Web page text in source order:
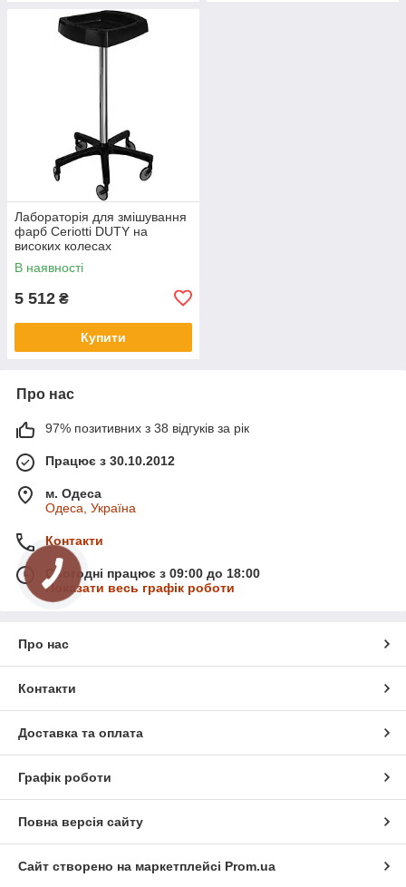
Лабораторія для змішування
фарб Ceriotti DUTY на
високих колесах
В наявності
5 512 ₴
Купити
Про нас
97% позитивних з 38 відгуків за рік
Працює з 30.10.2012
м. Одеса
Одеса, Україна
Контакти
Сьогодні працює з 09:00 до 18:00
Показати весь графік роботи
Про нас
Контакти
Доставка та оплата
Графік роботи
Повна версія сайту
Сайт створено на маркетплейсі Prom.ua